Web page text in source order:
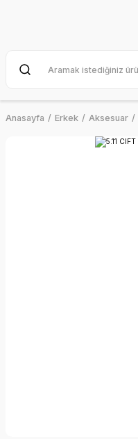
Anasayfa Erkek Aksesuar